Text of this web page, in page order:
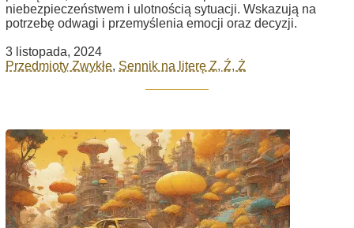
niebezpieczeństwem i ulotnością sytuacji. Wskazują na
potrzebę odwagi i przemyślenia emocji oraz decyzji.
3 listopada, 2024
Przedmioty Zwykłe, Sennik na literę Z, Ź, Ż